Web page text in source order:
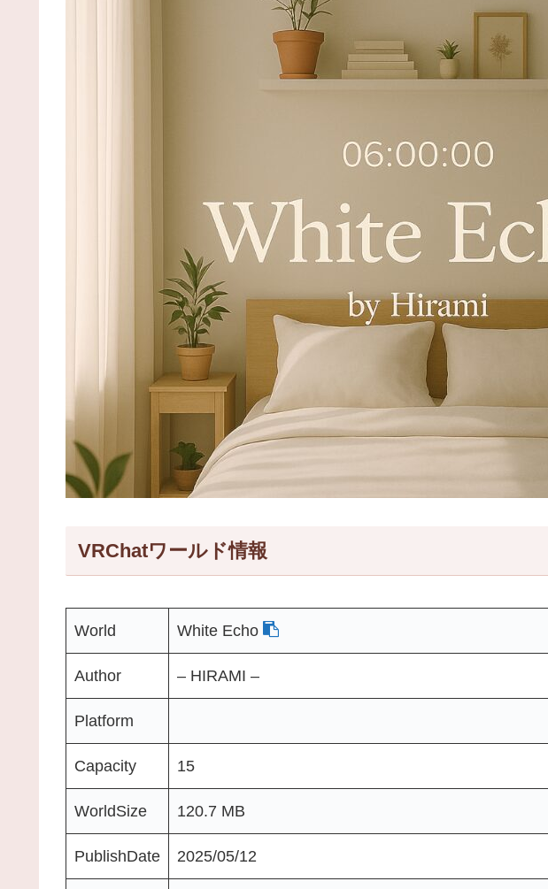
VRChatワールド情報
World White Echo
Author – HIRAMI –
Platform
Capacity 15
WorldSize 120.7 MB
PublishDate 2025/05/12